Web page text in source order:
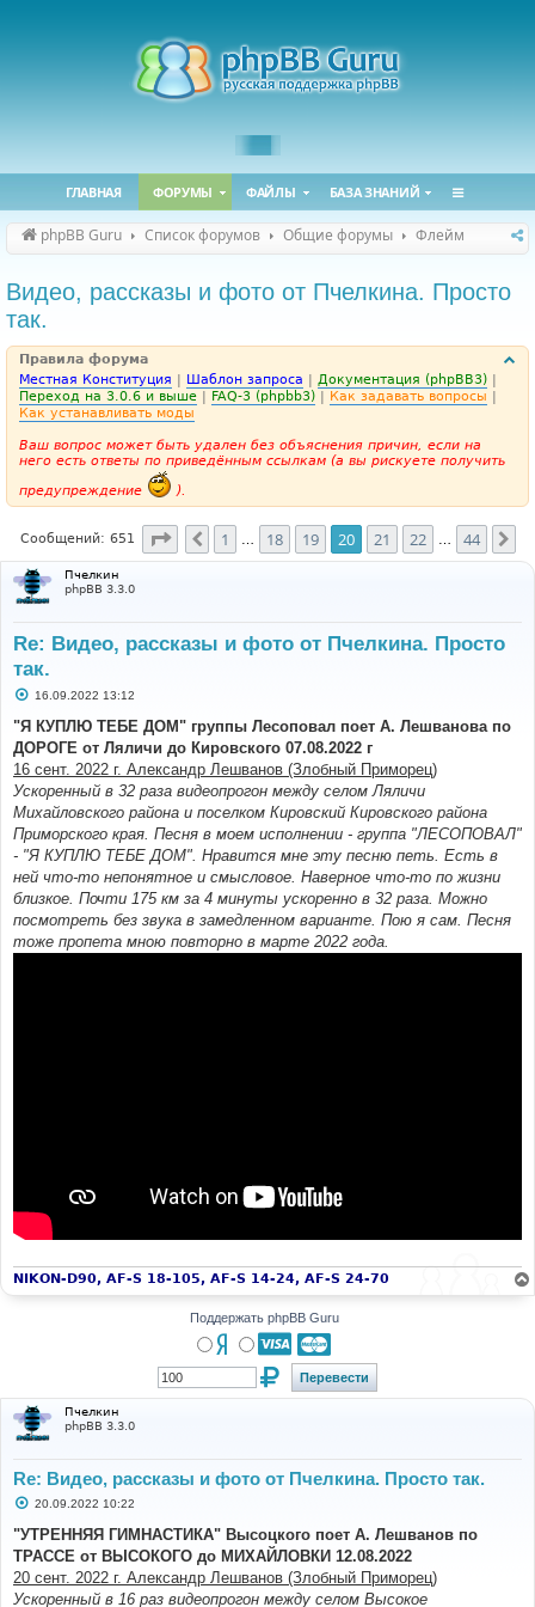
ГЛАВНАЯ ФОРУМЫ ФАЙЛЫ БАЗА ЗНАНИЙ
phpBB Guru Список форумов Общие форумы Флейм
Видео, рассказы и фото от Пчелкина. Просто
так.
Правила форума
Местная Конституция | Шаблон запроса | Документация (phpBB3) |
Переход на 3.0.6 и выше | FAQ-3 (phpbb3) | Как задавать вопросы |
Как устанавливать моды
Ваш вопрос может быть удален без объяснения причин, если на
него есть ответы по приведённым ссылкам (а вы рискуете получить
предупреждение
).
Сообщений: 651 Страница20 из 44
Пред.
1 18 19 20 21 22 44
Пчелкин
phpBB 3.3.0
Re: Видео, рассказы и фото от Пчелкина. Просто
так.
С
о
б
щ
е
н
и
е
16.09.2022 13:12
"Я КУПЛЮ ТЕБЕ ДОМ" группы Лесоповал поет А. Лешванова по
ДОРОГЕ от Ляличи до Кировского 07.08.2022 г
16 сент. 2022 г. Александр Лешванов (Злобный Приморец)
Ускоренный в 32 раза видеопрогон между селом Ляличи
Михайловского района и поселком Кировский Кировского района
Приморского края. Песня в моем исполнении - группа "ЛЕСОПОВАЛ"
- "Я КУПЛЮ ТЕБЕ ДОМ". Нравится мне эту песню петь. Есть в
ней что-то непонятное и смысловое. Наверное что-то по жизни
близкое. Почти 175 км за 4 минуты ускоренно в 32 раза. Можно
посмотреть без звука в замедленном варианте. Пою я сам. Песня
тоже пропета мною повторно в марте 2022 года.
NIKON-D90, AF-S 18-105, AF-S 14-24, AF-S 24-70
Поддержать phpBB Guru
Пчелкин
phpBB 3.3.0
Re: Видео, рассказы и фото от Пчелкина. Просто так.
С
о
б
щ
е
н
и
20.09.2022 10:22
"УТРЕННЯЯ ГИМНАСТИКА" Высоцкого поет А. Лешванов по
ТРАССЕ от ВЫСОКОГО до МИХАЙЛОВКИ 12.08.2022
20 сент. 2022 г. Александр Лешванов (Злобный Приморец)
Ускоренный в 16 раз видеопрогон между селом Высокое